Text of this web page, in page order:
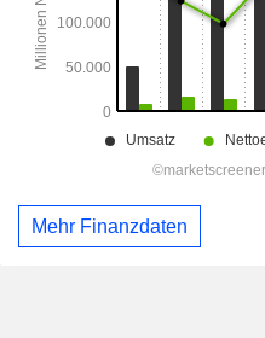
Mehr Finanzdaten